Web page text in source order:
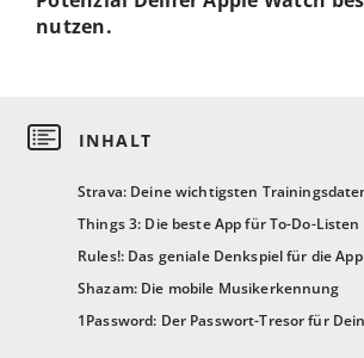
Strava: Deine wichtigsten
Things 3: Die beste App für To-Do-Listen
Rules!: Das geniale Denkspiel für die
Shazam: Die mobile Musikerkennung
1Password: Der Passwort-Tresor für
nutzen.